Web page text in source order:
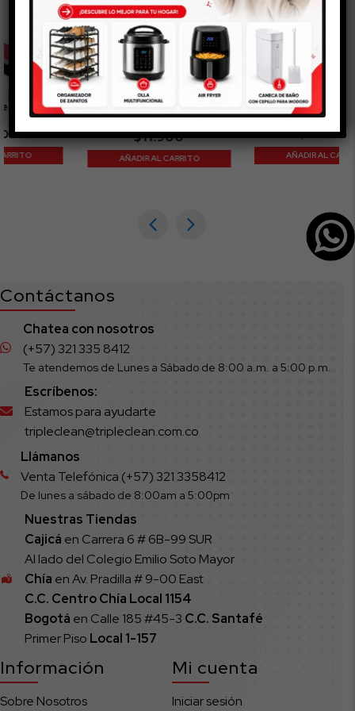
Limpiavidrios Pequeño
$11.900
AÑADIR AL CARRITO
Limpiador de Ventana 30
cm
$36.900
AÑADIR AL CARRITO
Contáctanos
Chatea con nosotros
(+57) 321 335 8412
Te atendemos de Lunes a Sábado de 8:00 a.m. a 5:00 p.m.
Escríbenos:
Estamos para ayudarte
tripleclean@tripleclean.com.co
Llámanos
Venta Telefónica (+57) 321 3358412
De lunes a sábado de 8:00am a 5:00pm
Nuestras Tiendas
Cajicá en Carrera 6 # 6B-99 SUR
Al lado del Colegio Emilio Soto Mayor
Chía en Av. Pradilla # 9-00 East
C.C. Centro Chía Local 1154
Bogotá en Calle 185 #45-3 C.C. Santafé
Primer Piso Local 1-157
Información
Sobre Nosotros
Mi cuenta
Iniciar sesión